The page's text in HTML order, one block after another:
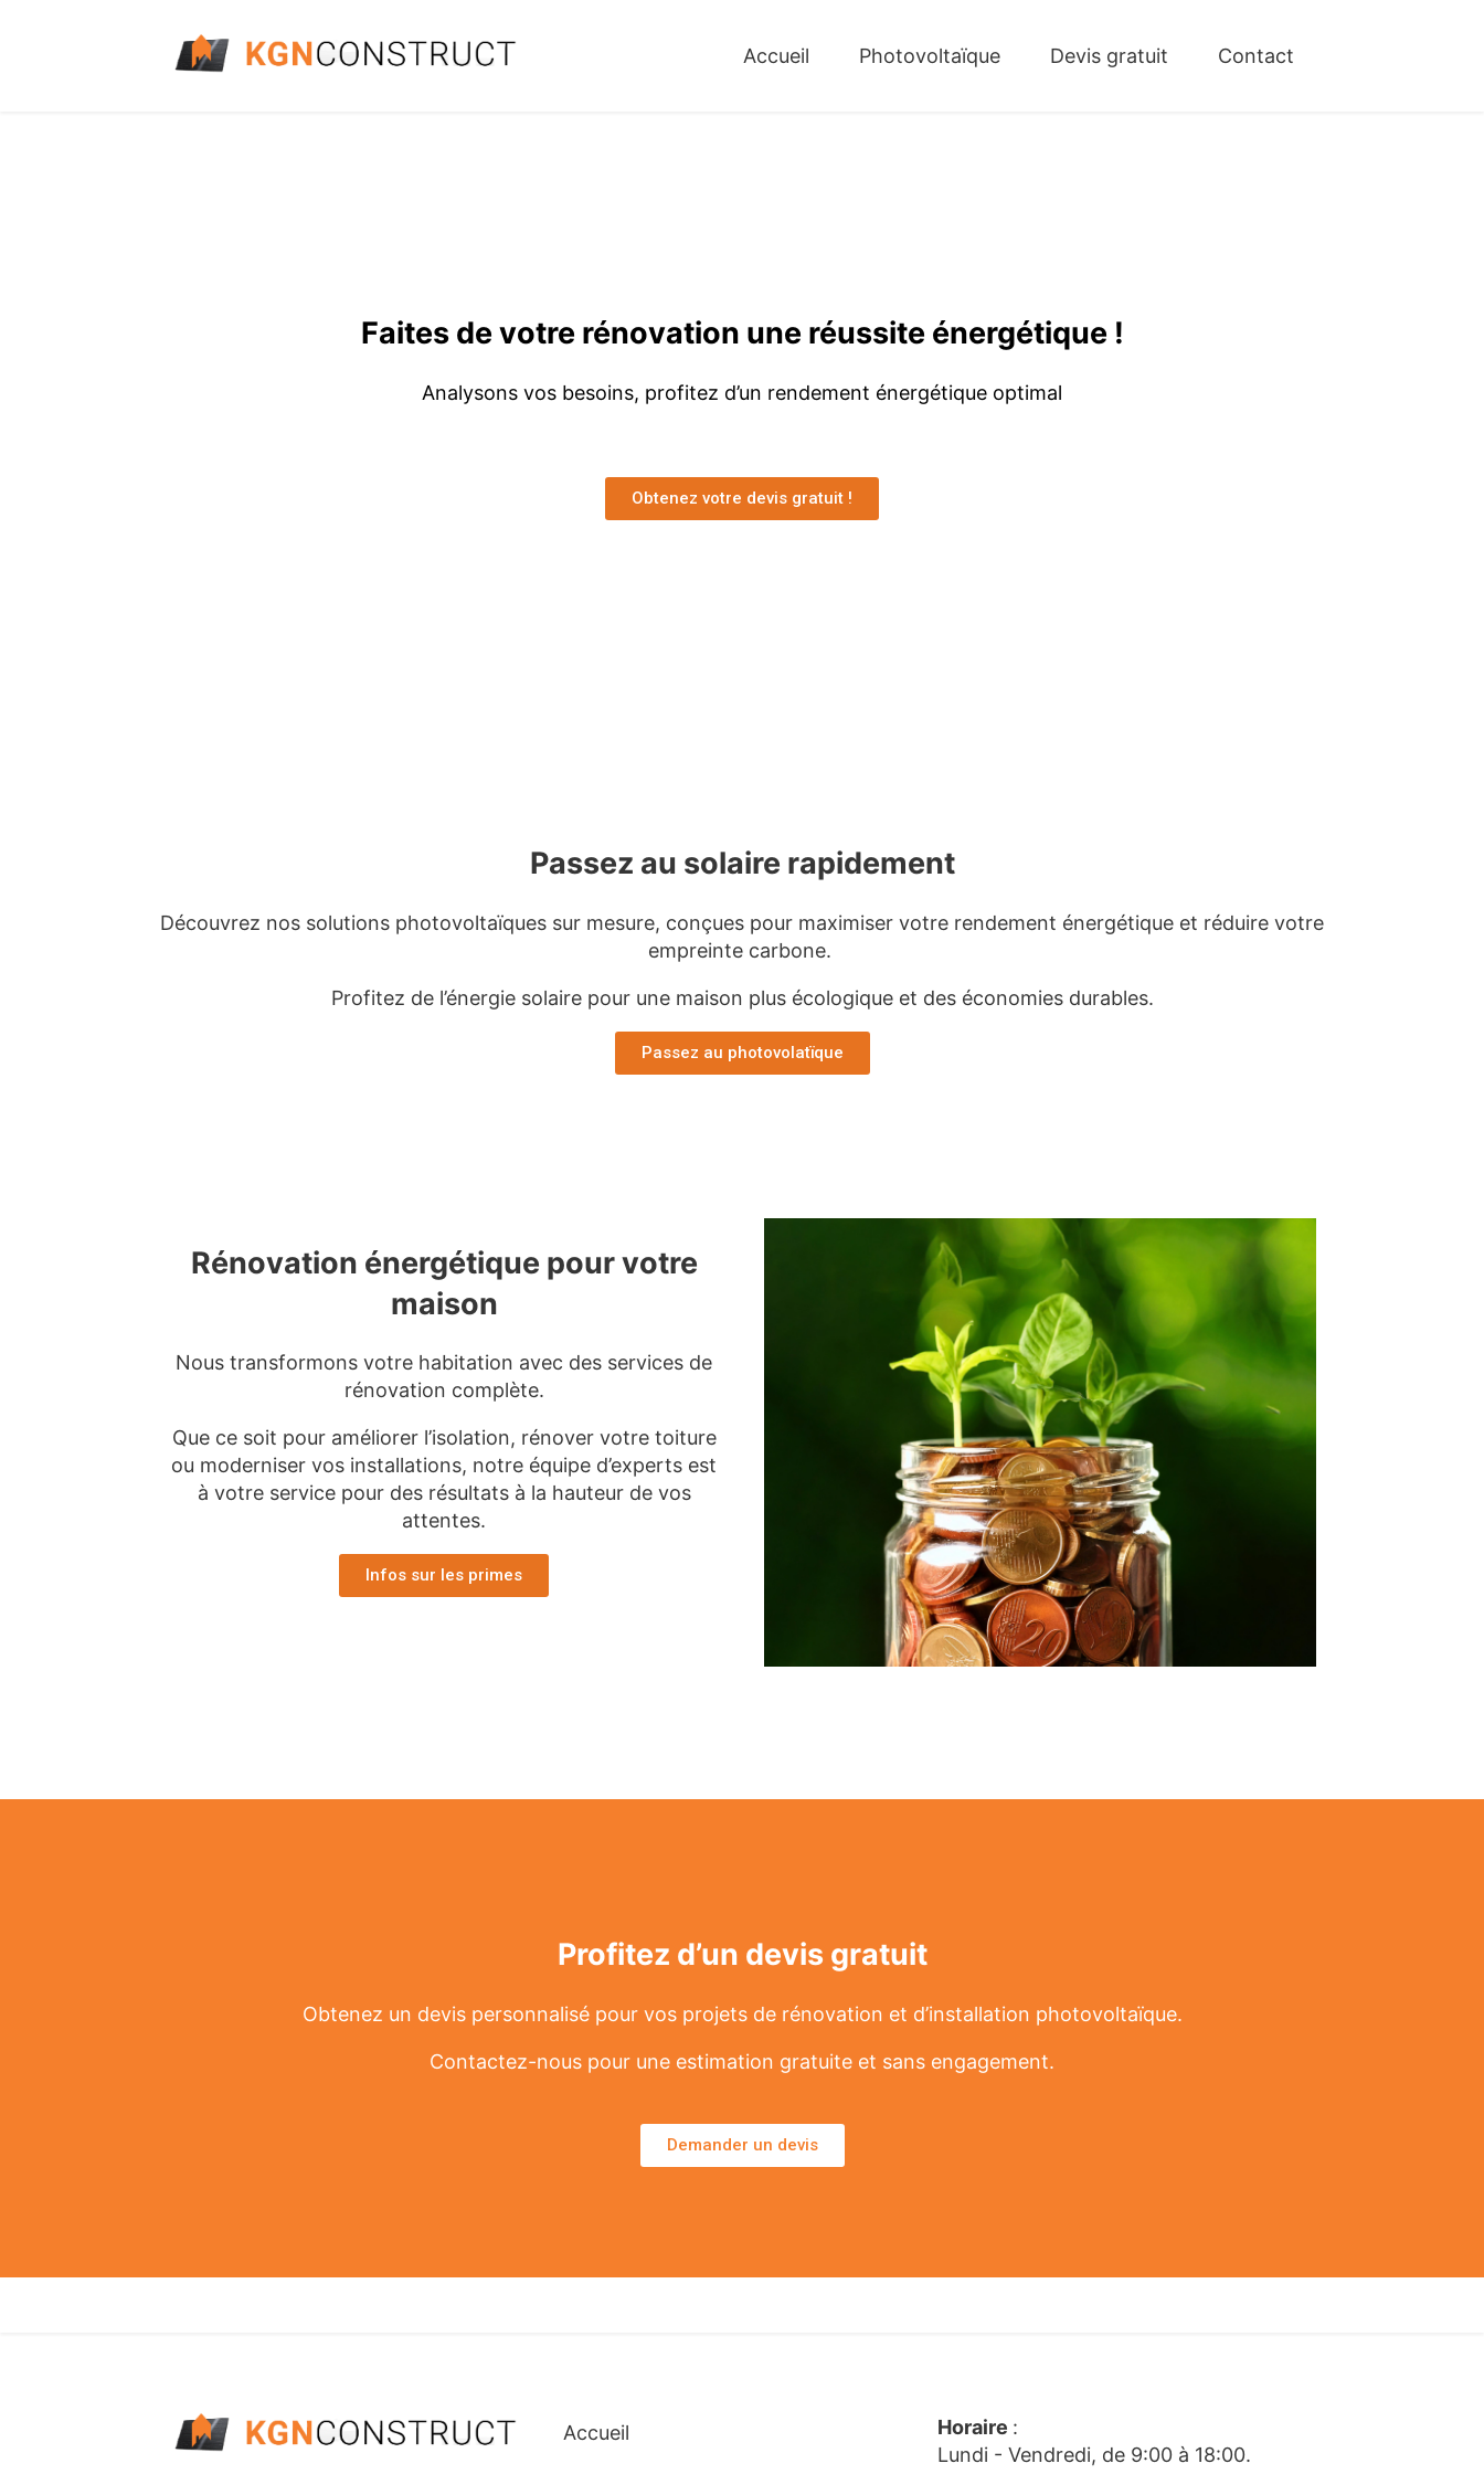
Accueil Photovoltaïque Devis gratuit Contact
Faites de votre rénovation une réussite énergétique !
Analysons vos besoins, profitez d’un rendement énergétique optimal
Obtenez votre devis gratuit !
Passez au solaire rapidement
Découvrez nos solutions photovoltaïques sur mesure, conçues pour maximiser votre rendement énergétique et réduire votre
empreinte carbone.
Profitez de l’énergie solaire pour une maison plus écologique et des économies durables.
Passez au photovolatïque
Rénovation énergétique pour votre
maison
Nous transformons votre habitation avec des services de
rénovation complète.
Que ce soit pour améliorer l’isolation, rénover votre toiture
ou moderniser vos installations, notre équipe d’experts est
à votre service pour des résultats à la hauteur de vos
attentes.
Infos sur les primes
Profitez d’un devis gratuit
Obtenez un devis personnalisé pour vos projets de rénovation et d’installation photovoltaïque.
Contactez-nous pour une estimation gratuite et sans engagement.
Demander un devis
Accueil Horaire :
Lundi - Vendredi, de 9:00 à 18:00.